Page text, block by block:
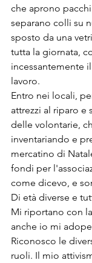
che aprono
separano colli su
sposto da una
tutta la giornata,
incessantemente
lavoro.
Entro nei locali,
attrezzi al riparo e
delle volontarie,
inventariando e
mercatino di
fondi per
come dicevo, e
Di età diverse e
Mi riportano con
anche io mi
Riconosco le
ruoli. Il mio